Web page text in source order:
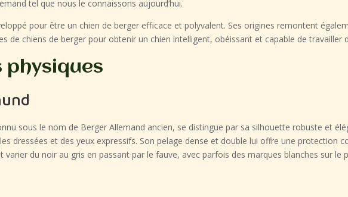
tel que nous le connaissons aujourd’hui.
pour être un chien de berger efficace et polyvalent. Ses origines remontent
de chiens de berger pour obtenir un chien intelligent, obéissant et capable de travailler
sous le nom de Berger Allemand ancien, se distingue par sa silhouette robuste et
dressées et des yeux expressifs. Son pelage dense et double lui offre une protection
du noir au gris en passant par le fauve, avec parfois des marques blanches sur le